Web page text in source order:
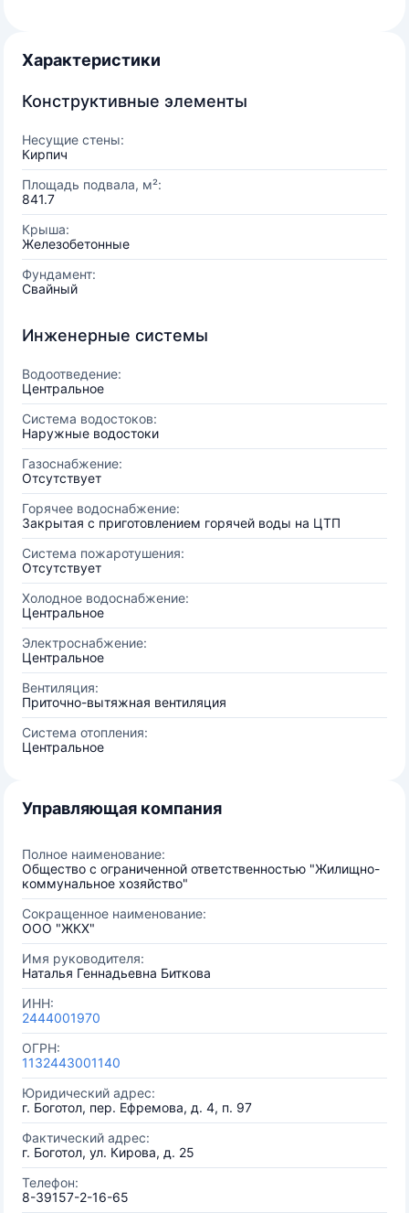
Характеристики
Конструктивные элементы
Несущие стены:
Кирпич
Площадь подвала, м²:
841.7
Крыша:
Железобетонные
Фундамент:
Свайный
Инженерные системы
Водоотведение:
Центральное
Система водостоков:
Наружные водостоки
Газоснабжение:
Отсутствует
Горячее водоснабжение:
Закрытая с приготовлением горячей воды на ЦТП
Система пожаротушения:
Отсутствует
Холодное водоснабжение:
Центральное
Электроснабжение:
Центральное
Вентиляция:
Приточно-вытяжная вентиляция
Система отопления:
Центральное
Управляющая компания
Полное наименование:
Общество с ограниченной ответственностью "Жилищно-
коммунальное хозяйство"
Сокращенное наименование:
ООО "ЖКХ"
Имя руководителя:
Наталья Геннадьевна Биткова
ИНН:
2444001970
ОГРН:
1132443001140
Юридический адрес:
г. Боготол, пер. Ефремова, д. 4, п. 97
Фактический адрес:
г. Боготол, ул. Кирова, д. 25
Телефон:
8-39157-2-16-65